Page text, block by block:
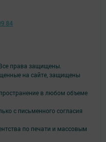
права защищены.
на сайте, защищены
в любом объеме
с письменного согласия
по печати и массовым
84